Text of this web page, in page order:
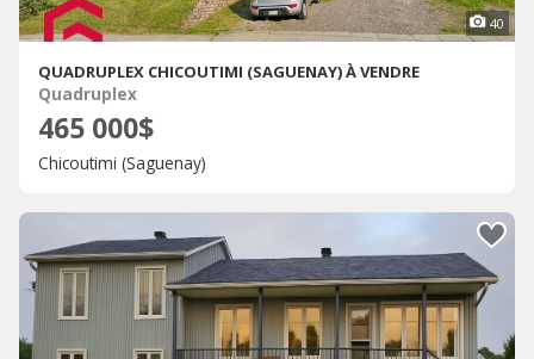
40
QUADRUPLEX CHICOUTIMI (SAGUENAY) À VENDRE
Quadruplex
465 000$
Chicoutimi (Saguenay)